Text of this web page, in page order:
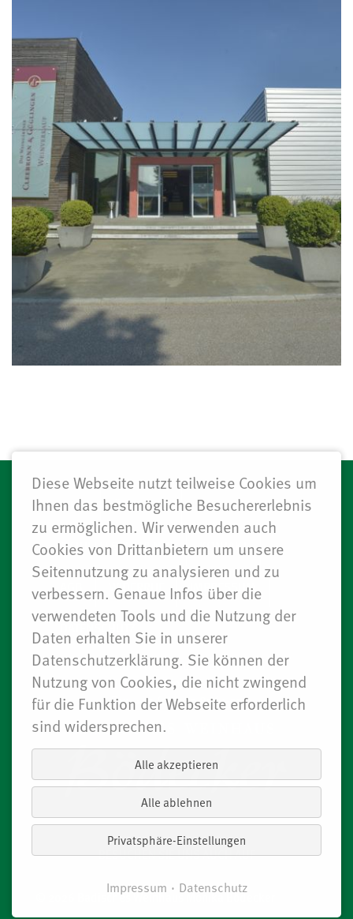
NAVIGATION
ÜBERSPRINGEN
WEIN ÜBER UNS
AKTUELLES & EVENTS KONTAKT
AGB WIDERRUF IMPRESSUM
DATENSCHUTZ
BESUCHEN SIE UNS AUCH AUF
Badisches Weinhaus Grevenbroich
Telefon: +49 (0)2182 8264-0
Fax: +49 (0)2182 8264-27
© 2026 Badisches Weinhaus Monika Bödecker
Diese Webseite nutzt teilweise Cookies um
Ihnen das bestmögliche Besuchererlebnis
zu ermöglichen. Wir verwenden auch
Cookies von Drittanbietern um unsere
Seitennutzung zu analysieren und zu
verbessern. Genaue Infos über die
verwendeten Tools und die Nutzung der
Daten erhalten Sie in unserer
Datenschutzerklärung. Sie können der
Nutzung von Cookies, die nicht zwingend
für die Funktion der Webseite erforderlich
sind widersprechen.
Alle akzeptieren
Alle ablehnen
Privatsphäre-Einstellungen
Impressum Datenschutz